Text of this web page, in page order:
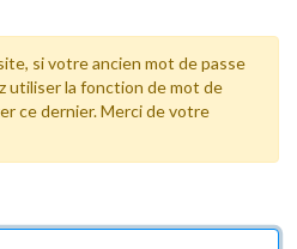
si votre ancien mot de passe
utiliser la fonction de mot de
ce dernier. Merci de votre